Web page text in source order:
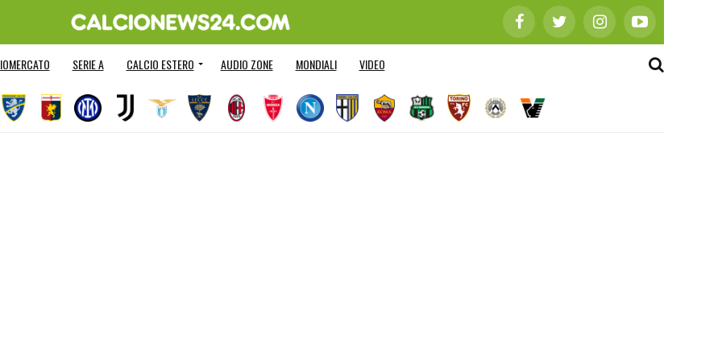
SERIE A CALCIO ESTERO AUDIO ZONE MONDIALI VIDEO